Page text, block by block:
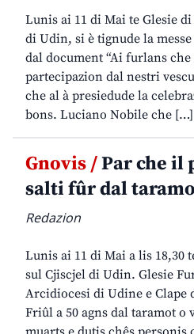
Lunis ai 11 di Mai te Glesie
di Udin, si è tignude la
dal document “Ai furlans
partecipazion dal nestri
che al à presiedude la
bons. Luciano Nobile che […]
Gnovis /Par che il
salti fûr dal
Redazion
Lunis ai 11 di Mai a lis 18,30
sul Cjiscjel di Udin. Glesie
Arcidiocesi di Udine e Clape
Friûl a 50 agns dal taramot